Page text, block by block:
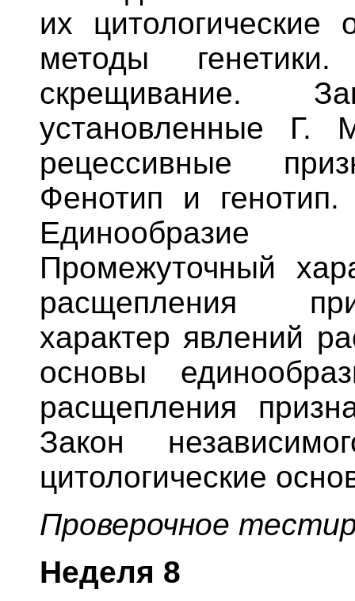
их
методы
скрещивание.
установленные Г.
рецессивные
Фенотип и генотип.
Единообразие
Промежуточный
расщепления
характер явлений
основы
расщепления
Закон
цитологические
Проверочное
Неделя 8